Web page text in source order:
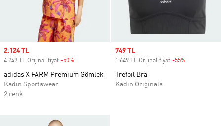
Sale price
2.124 TL
4.249 TL Orijinal fiyat -50%
adidas X FARM Premium Gömlek
Kadın Sportswear
2 renk
Sale price
749 TL
1.649 TL Orijinal fiyat -55%
Trefoil Bra
Kadın Originals